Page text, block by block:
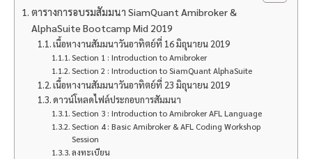
ตารางการอบรมสัมมนา SiamQuant Amibroker &
AlphaSuite Bootcamp Mid 2019
เนื้อหางานสัมมนาวันอาทิตย์ที่ 16 มิถุนายน 2019
Section 1 : Introduction to Amibroker
Section 2 : Introduction to SiamQuant AlphaSuite
เนื้อหางานสัมมนาวันอาทิตย์ที่ 23 มิถุนายน 2019
ดาวน์โหลดไฟล์ประกอบการสัมมนา
Section 3 : Introduction to Amibroker AFL Language
Section 4 : Basic Amibroker & AFL Coding Workshop
Session
ลงทะเบียน